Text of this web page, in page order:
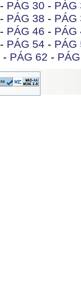
- PÁG 30 - PÁG
- PÁG 38 - PÁG
- PÁG 46 - PÁG
- PÁG 54 - PÁG
- PÁG 62 -